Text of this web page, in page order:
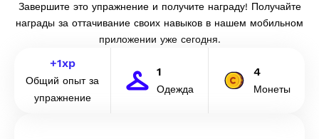
Завершите это упражнение и получите награду! Получайте
награды за оттачивание своих навыков в нашем мобильном
приложении уже сегодня.
+1xp
Общий опыт за
упражнение
1
Одежда
4
Монеты